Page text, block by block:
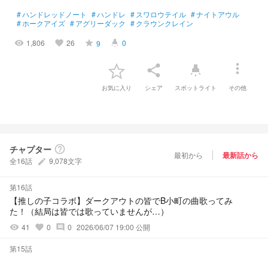
#ハンドレッドノート #ハンドレ # スワロウテイル #ナイトアウル
#ホークアイズ #アグリーダック #クラウンクレイン
visibility 1,806 favorite 26 grade 9 highlight 0
お気に入り
share
シェア
highlight
スポットライト
more_vert
その他
チャプター help_outline
全16話 create 9,078文字
最初から 最新話から
第16話
【推しの子コラボ】ダークアウトの皆でB小町の曲歌ってみ
た！（結局は皆では歌っていませんが…）
visibility 41 favorite 0 comment 0 2026/06/07 19:00 公開
第15話